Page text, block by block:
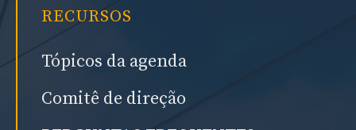
RECURSOS
Tópicos da agenda
Comitê de direção